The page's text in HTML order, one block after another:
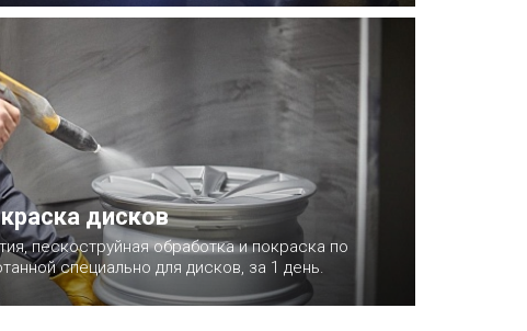
дисков
пескоструйная обработка и покраска по
специально для дисков, за 1 день.